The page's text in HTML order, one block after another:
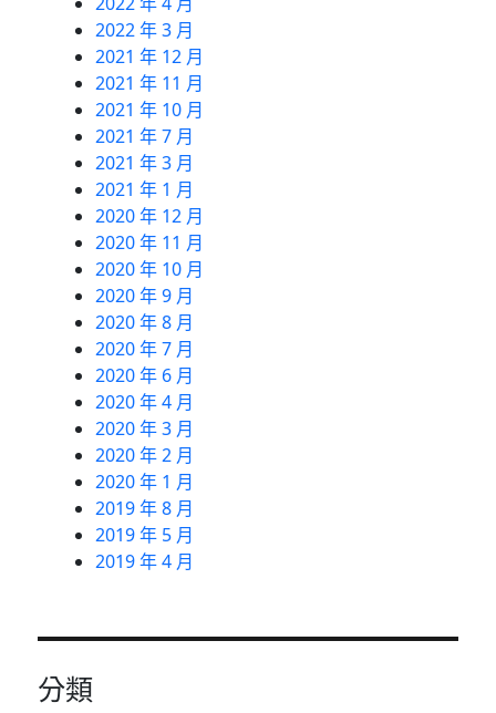
2022 年 3 月
2021 年 12 月
2021 年 11 月
2021 年 10 月
2021 年 7 月
2021 年 3 月
2021 年 1 月
2020 年 12 月
2020 年 11 月
2020 年 10 月
2020 年 9 月
2020 年 8 月
2020 年 7 月
2020 年 6 月
2020 年 4 月
2020 年 3 月
2020 年 2 月
2020 年 1 月
2019 年 8 月
2019 年 5 月
2019 年 4 月
分類